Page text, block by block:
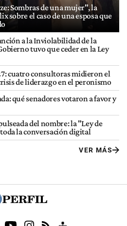
Sombras de una mujer", la
sobre el caso de una esposa que
a la Inviolabilidad de la
tuvo que ceder en la Ley
cuatro consultoras midieron el
de liderazgo en el peronismo
qué senadores votaron a favor y
del nombre: la "Ley de
la conversación digital
VER MÁS